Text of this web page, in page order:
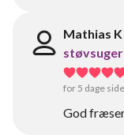
Mathias K
støvsuger
for 5 dage
God